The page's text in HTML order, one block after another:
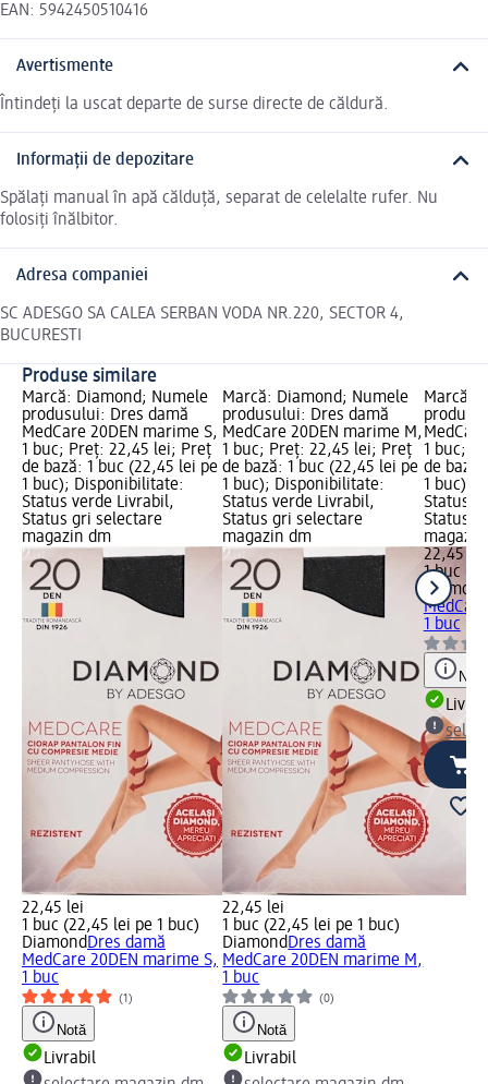
EAN: 5942450510416
Avertismente
Întindeți la uscat departe de surse directe de căldură.
Informații de depozitare
Spălați manual în apă călduță, separat de celelalte rufer. Nu
folosiți înălbitor.
Adresa companiei
SC ADESGO SA CALEA SERBAN VODA NR.220, SECTOR 4,
BUCURESTI
Produse similare
Marcă: Diamond; Numele
produsului: Dres damă
MedCare 20DEN marime S,
1 buc; Preț: 22,45 lei; Preț
de bază: 1 buc (22,45 lei pe
1 buc); Disponibilitate:
Status verde Livrabil,
Status gri selectare
magazin dm
22,45 lei
1 buc (22,45 lei pe 1 buc)
DiamondDres damă
MedCare 20DEN marime S,
1 buc
(1)
Notă
Livrabil
Marcă: Diamond; Numele
produsului: Dres damă
MedCare 20DEN marime M,
1 buc; Preț: 22,45 lei; Preț
de bază: 1 buc (22,45 lei pe
1 buc); Disponibilitate:
Status verde Livrabil,
Status gri selectare
magazin dm
22,45 lei
1 buc (22,45 lei pe 1 buc)
DiamondDres damă
MedCare 20DEN marime M,
1 buc
(0)
Notă
Livrabil
Marcă:
1 buc;
de
1 buc);
Status
Status
22,45 lei
1 buc
Diamond
1 buc
Notă